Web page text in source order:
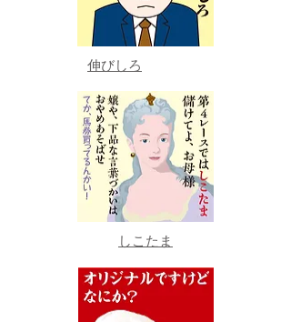
伸びしろ
しこたま